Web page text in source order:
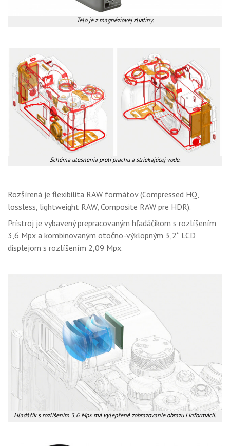
Telo je z magnéziovej zliatiny.
Schéma utesnenia proti prachu a striekajúcej vode.
Rozšírená je flexibilita RAW formátov (Compressed HQ,
lossless, lightweight RAW, Composite RAW pre HDR).
Prístroj je vybavený prepracovaným hľadáčikom s rozlíšením
3,6 Mpx a kombinovaným otočno-výklopným 3,2“ LCD
displejom s rozlíšením 2,09 Mpx.
Hľadáčik s rozlíšením 3,6 Mpx má vylepšené zobrazovanie obrazu i informácii.